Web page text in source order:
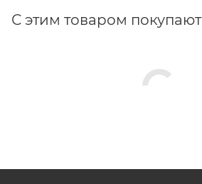
С этим товаром покупают